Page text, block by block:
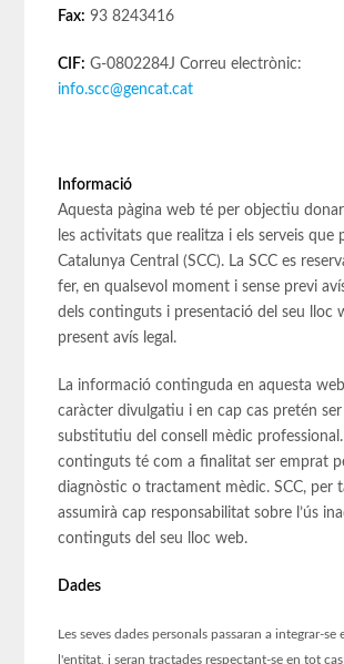
Fax: 93 8243416
CIF: G-0802284J Correu electrònic:
info.scc@gencat.cat
Informació
Aquesta pàgina web té per objectiu
les activitats que realitza i els serveis que
Catalunya Central (SCC). La SCC es
fer, en qualsevol moment i sense previ
dels continguts i presentació del seu lloc
present avís legal.
La informació continguda en aquesta
caràcter divulgatiu i en cap cas pretén
substitutiu del consell mèdic professional.
continguts té com a finalitat ser emprat
diagnòstic o tractament mèdic. SCC, per
assumirà cap responsabilitat sobre l’ús
continguts del seu lloc web.
Dades
Les seves dades personals passaran a integrar-
l'entitat, i seran tractades respectant-se en tot